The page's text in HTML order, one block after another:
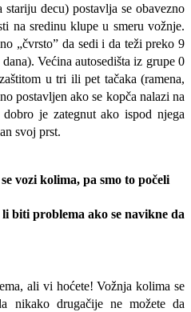
decu) postavlja se obavezno
na sredinu klupe u smeru vožnje.
„čvrsto” da sedi i da teži preko 9
Većina autosedišta iz grupe 0
u tri ili pet tačaka (ramena,
postavljen ako se kopča nalazi na
je zategnut ako ispod njega
svoj prst.
vozi kolima, pa smo to počeli
biti problema ako se navikne da
ali vi hoćete! Vožnja kolima se
nikako drugačije ne možete da